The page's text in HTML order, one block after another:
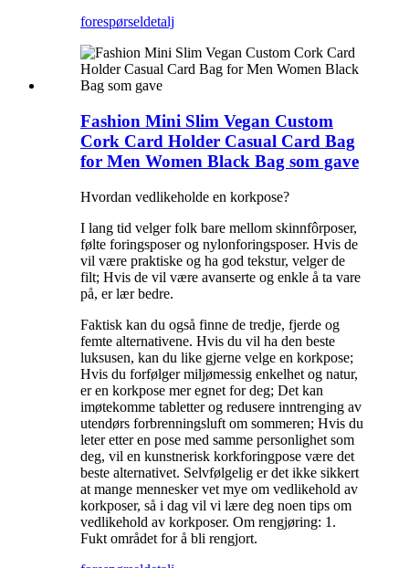
forespørseldetalj
Fashion Mini Slim Vegan Custom
Cork Card Holder Casual Card Bag
for Men Women Black Bag som gave
Hvordan vedlikeholde en korkpose?
I lang tid velger folk bare mellom skinnfôrposer,
følte foringsposer og nylonforingsposer. Hvis de
vil være praktiske og ha god tekstur, velger de
filt; Hvis de vil være avanserte og enkle å ta vare
på, er lær bedre.
Faktisk kan du også finne de tredje, fjerde og
femte alternativene. Hvis du vil ha den beste
luksusen, kan du like gjerne velge en korkpose;
Hvis du forfølger miljømessig enkelhet og natur,
er en korkpose mer egnet for deg; Det kan
imøtekomme tabletter og redusere inntrenging av
utendørs forbrenningsluft om sommeren; Hvis du
leter etter en pose med samme personlighet som
deg, vil en kunstnerisk korkforingpose være det
beste alternativet. Selvfølgelig er det ikke sikkert
at mange mennesker vet mye om vedlikehold av
korkposer, så i dag vil vi lære deg noen tips om
vedlikehold av korkposer. Om rengjøring: 1.
Fukt området for å bli rengjort.